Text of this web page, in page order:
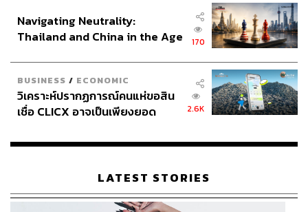
Navigating Neutrality:
Thailand and China in the Age
170
BUSINESS / ECONOMIC
วิเคราะห์ปรากฏการณ์คนแห่ขอสิน
เชื่อ CLICX อาจเป็นเพียงยอด
เรือนไทยที่ถูกซุกไว้
2.6K
LATEST STORIES